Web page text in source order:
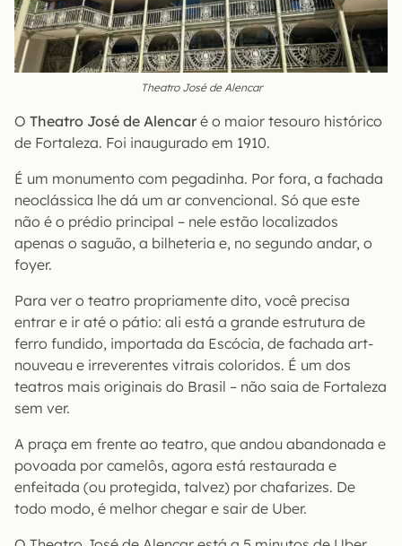
Theatro José de Alencar
O Theatro José de Alencar é o maior tesouro histórico
de Fortaleza. Foi inaugurado em 1910.
É um monumento com pegadinha. Por fora, a fachada
neoclássica lhe dá um ar convencional. Só que este
não é o prédio principal – nele estão localizados
apenas o saguão, a bilheteria e, no segundo andar, o
foyer.
Para ver o teatro propriamente dito, você precisa
entrar e ir até o pátio: ali está a grande estrutura de
ferro fundido, importada da Escócia, de fachada art-
nouveau e irreverentes vitrais coloridos. É um dos
teatros mais originais do Brasil – não saia de Fortaleza
sem ver.
A praça em frente ao teatro, que andou abandonada e
povoada por camelôs, agora está restaurada e
enfeitada (ou protegida, talvez) por chafarizes. De
todo modo, é melhor chegar e sair de Uber.